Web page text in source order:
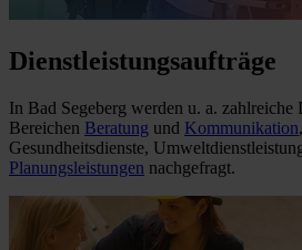
Dienstleistungsaufträge
In Bad Segeberg werden u. a. zahlreiche
Bereichen Beratung und Kommunikation,
Gesundheitsdienste,
Planungsleistungen nachgefragt.